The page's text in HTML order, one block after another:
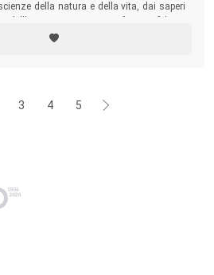
della natura e della vita, dai saperi
il diritto aspira a regolare ha un ruolo
giorno la fisionomia e la funzione.
3 4 5